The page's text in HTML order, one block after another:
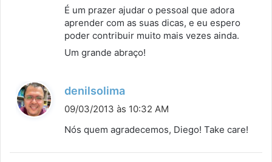
É um prazer ajudar o pessoal que adora
aprender com as suas dicas, e eu espero
poder contribuir muito mais vezes ainda.
Um grande abraço!
denilsolima
i
e
09/03/2013 às 10:32 AM
Nós quem agradecemos, Diego! Take care!